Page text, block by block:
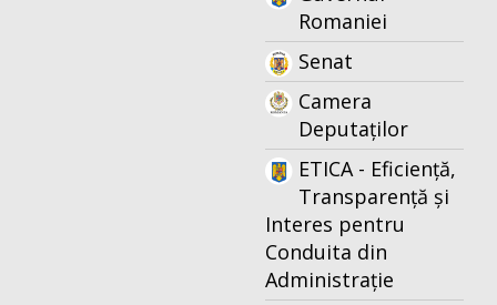
Romaniei
Senat
Camera
Deputaților
ETICA - Eficiență,
Transparență și
Interes pentru
Conduita din
Administrație